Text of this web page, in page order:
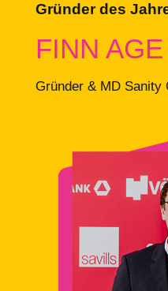
Gründer des
FINN
Gründer & MD Sanity